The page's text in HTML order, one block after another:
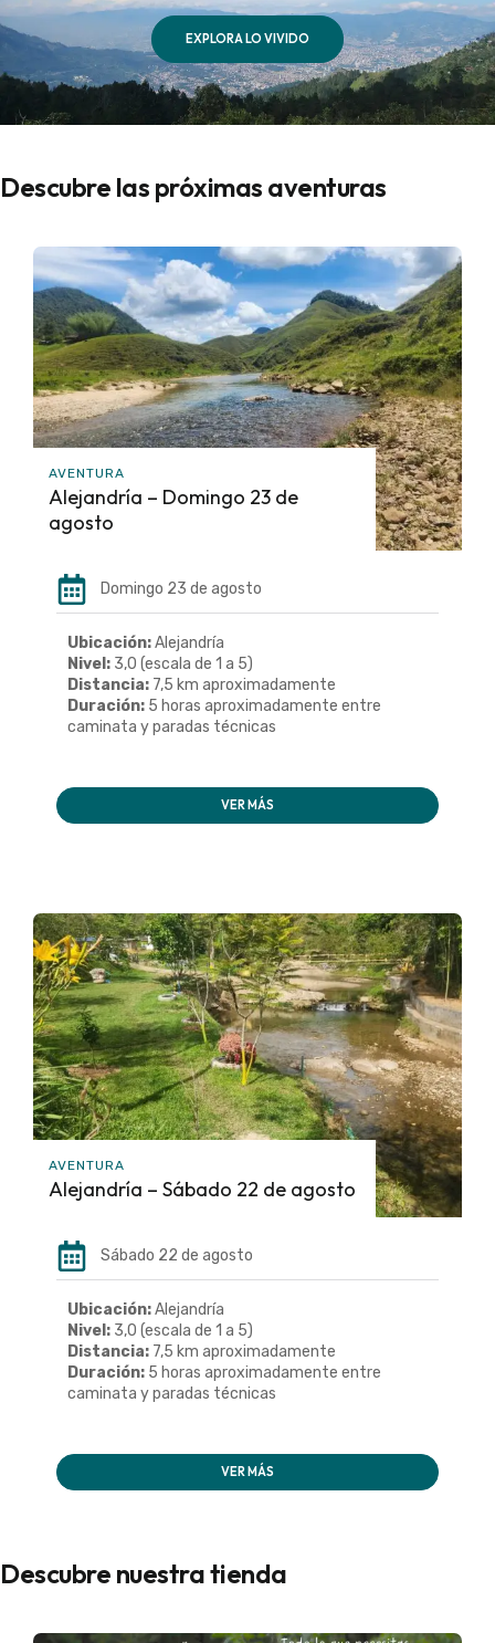
EXPLORA LO VIVIDO
Descubre las próximas aventuras
AVENTURA
Alejandría – Domingo 23 de
agosto
Domingo 23 de agosto
Ubicación:Alejandría
Nivel: 3,0 (escala de 1 a 5)
Distancia: 7,5 km aproximadamente
Duración: 5 horas aproximadamente entre
caminata y paradas técnicas
VER MÁS
AVENTURA
Alejandría – Sábado 22 de agosto
Sábado 22 de agosto
Ubicación:Alejandría
Nivel: 3,0 (escala de 1 a 5)
Distancia: 7,5 km aproximadamente
Duración: 5 horas aproximadamente entre
caminata y paradas técnicas
VER MÁS
Descubre nuestra tienda